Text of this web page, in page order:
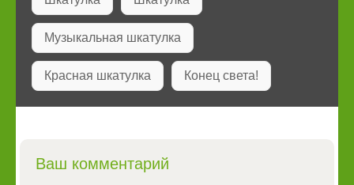
Музыкальная шкатулка
Красная шкатулка Конец света!
Ваш комментарий